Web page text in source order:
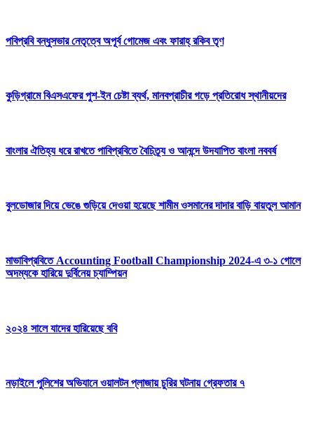
পবিপ্রবি বন্ধুসভার নেতৃত্বে অপূর্ব গোমেজ এবং ফারাহ্ রকিব তৃণ
কুড়িগ্রামে বিএসএফের পুশ-ইন চেষ্টা ব্যর্থ, মানবপ্রাচীর গড়ে প্রতিরোধ স্থানীয়দের
বাংলার ঐতিহ্য ধরে রাখতে পাবিপ্রবিতে বৈচিত্র্য ও আনন্দে উদযাপিত বাংলা নববর্ষ
বুলডোজার দিয়ে ভেঙে গুড়িয়ে দেওয়া হয়েছে শামীম ওসমানের দাদার বাড়ি বায়তুল আমান
মাভাবিপ্রবিতে Accounting Football Championship 2024-এ ৩-১ গোলে
অদম্যকে হারিয়ে দুর্বিনেয় চ্যাম্পিয়ন
২০২৪ সালে যাদের হারিয়েছে ববি
নড়াইলে পুলিশের অভিযানে ওয়ালটন প্লাজায় চুরির ঘটনায় গ্রেফতার ৭